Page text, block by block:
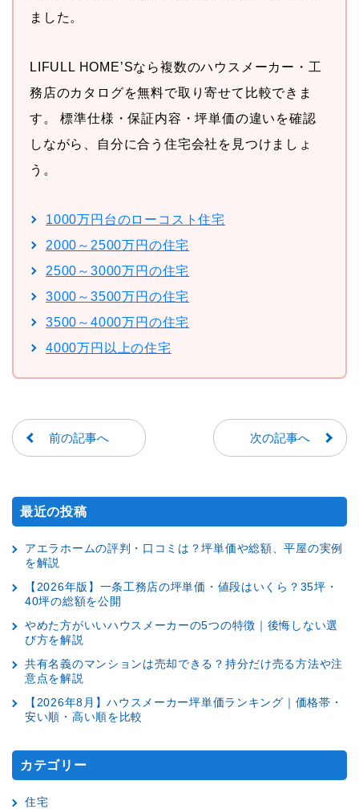
ました。
LIFULL HOME’Sなら複数のハウスメーカー・工
務店のカタログを無料で取り寄せて比較できま
す。 標準仕様・保証内容・坪単価の違いを確認
しながら、自分に合う住宅会社を見つけましょ
う。
1000万円台のローコスト住宅
2000～2500万円の住宅
2500 ～3000万円の住宅
3000 ～3500万円の住宅
3500 ～4000万円の住宅
4000万円以上の住宅
前の記事へ 次の記事へ
最近の投稿
アエラホームの評判・口コミは？坪単価や総額、平屋の実例
を解説
【2026年版】一条工務店の坪単価・値段はいくら？35坪・
40坪の総額を公開
やめた方がいいハウスメーカーの5つの特徴｜後悔しない選
び方を解説
共有名義のマンションは売却できる？持分だけ売る方法や注
意点を解説
【2026年8月】ハウスメーカー坪単価ランキング｜価格帯・
安い順・高い順を比較
カテゴリー
住宅